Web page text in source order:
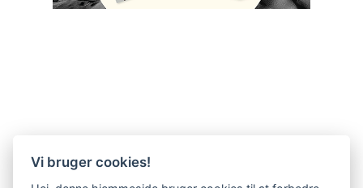
Vi bruger cookies!